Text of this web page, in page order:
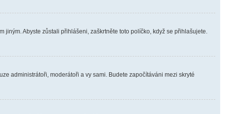
jiným. Abyste zůstali přihlášeni, zaškrtněte toto políčko, když se přihlašujete.
administrátoři, moderátoři a vy sami. Budete započítáváni mezi skryté